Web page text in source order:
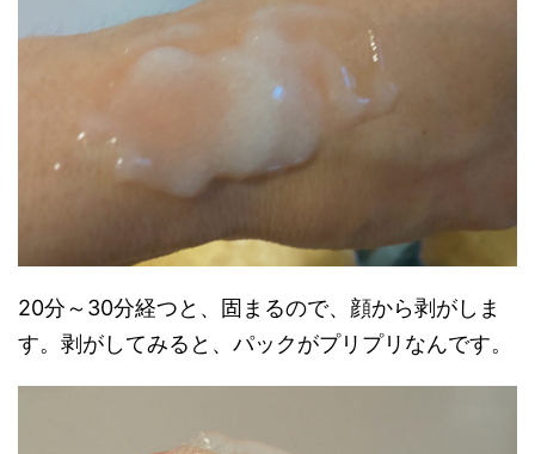
20分～30分経つと、固まるので、顔から剥がしま
す。剥がしてみると、パックがプリプリなんです。